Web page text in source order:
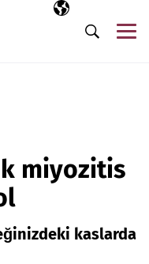
Seçili dil
TR
Arama
miyozitis
kaslarda